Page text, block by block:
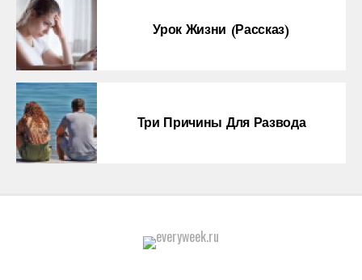
Урок Жизни (рассказ)
Три Причины Для Развода